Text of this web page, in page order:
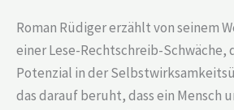
Roman Rüdiger erzählt von seinem
einer Lese-Rechtschreib-Schwäche,
Potenzial in der
das darauf beruht, dass ein Mensch